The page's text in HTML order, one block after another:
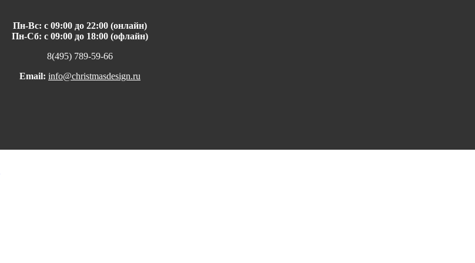
Пн-Вс: с 09:00 до 22:00 (онлайн)
Пн-Сб: с 09:00 до 18:00 (офлайн)
8(495) 789-59-66
Email: info@christmasdesign.ru